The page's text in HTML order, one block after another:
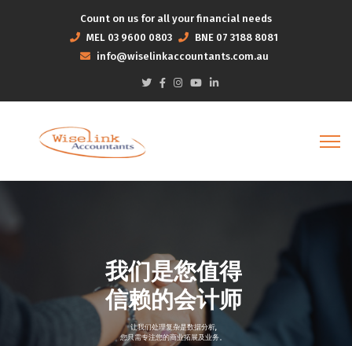
Count on us for all your financial needs
MEL 03 9600 0803 BNE 07 3188 8081
info@wiselinkaccountants.com.au
我们是您值得
信赖的会计师
让我们处理复杂是数据分析,
您只需专注您的商业拓展及业务。